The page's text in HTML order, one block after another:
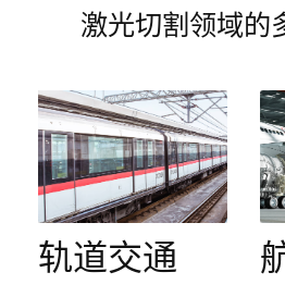
激光切割领域的
轨道交通